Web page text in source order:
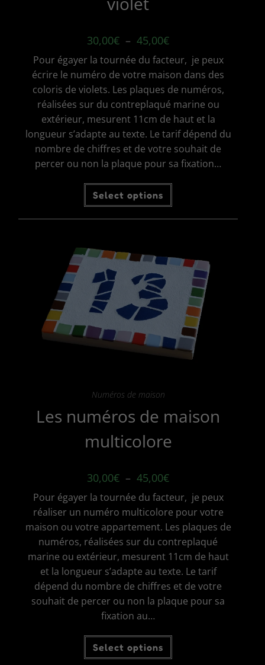
30,00€ – 45,00€Plage
de
30,00€
à
45,00€
Pour égayer la tournée du facteur, je peux
écrire le numéro de votre maison dans des
coloris de violets. Les plaques de numéros,
réalisées sur du contreplaqué marine ou
extérieur, mesurent 11cm de haut et la
longueur s’adapte au texte. Le tarif dépend du
nombre de chiffres et de votre souhait de
percer ou non la plaque pour sa fixation…
Select options
Ce
variations.
choisies
sur
produit
Numéros de maison
Les numéros de maison
multicolore
30,00€ – 45,00€Plage
de
30,00€
à
45,00€
Pour égayer la tournée du facteur, je peux
réaliser un numéro multicolore pour votre
maison ou votre appartement. Les plaques de
numéros, réalisées sur du contreplaqué
marine ou extérieur, mesurent 11cm de haut
et la longueur s’adapte au texte. Le tarif
dépend du nombre de chiffres et de votre
souhait de percer ou non la plaque pour sa
fixation au…
Select options
Ce